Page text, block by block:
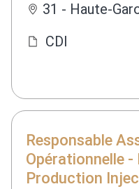
31 - Haute-
CDI
Responsable
Opérationnelle -
Production